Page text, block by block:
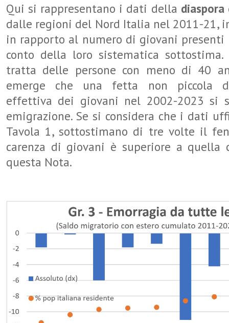
Qui si rappresentano i dati della
dalle regioni del Nord Italia nel 2011-21,
in rapporto al numero di giovani
conto della loro sistematica
tratta delle persone con meno di 40
emerge che una fetta non piccola
effettiva dei giovani nel 2002-2023 si
emigrazione. Se si considera che i dati
Tavola 1, sottostimano di tre volte il
carenza di giovani è superiore a
questa Nota.